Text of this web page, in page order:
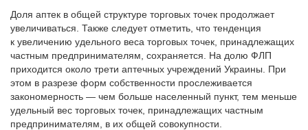
Доля аптек в общей структуре торговых точек продолжает
увеличиваться. Также следует отметить, что тенденция
к увеличению удельного веса торговых точек, принадлежащих
частным предпринимателям, сохраняется. На долю ФЛП
приходится около трети аптечных учреждений Украины. При
этом в разрезе форм собственности прослеживается
закономерность — чем больше населенный пункт, тем меньше
удельный вес торговых точек, принадлежащих частным
предпринимателям, в их общей совокупности.